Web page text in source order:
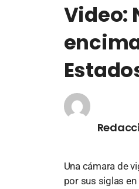
Video:
Una cámara de
por sus siglas